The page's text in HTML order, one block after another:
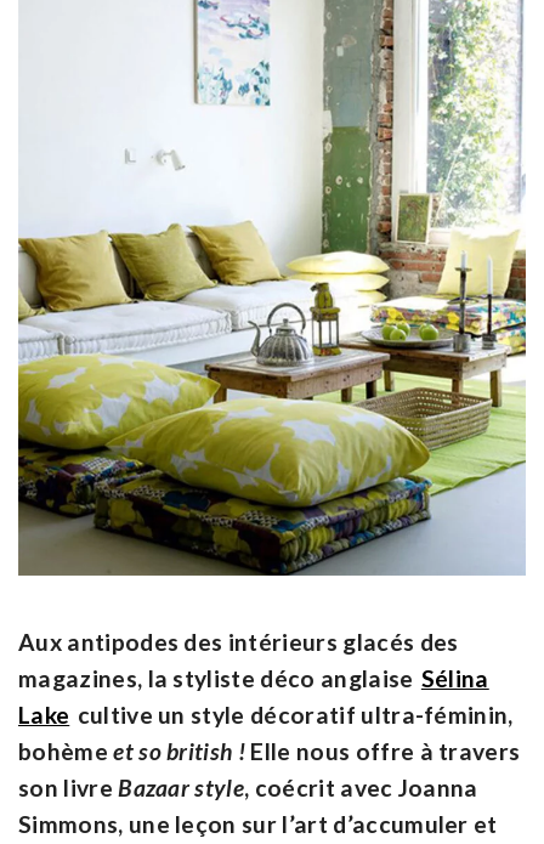
Aux antipodes des intérieurs glacés des
magazines, la styliste déco anglaise Sélina
Lake cultive un style décoratif ultra-féminin,
bohèmeet so british ! Elle nous offre à travers
son livreBazaar style, coécrit avec Joanna
Simmons, une leçon sur l’art d’accumuler et